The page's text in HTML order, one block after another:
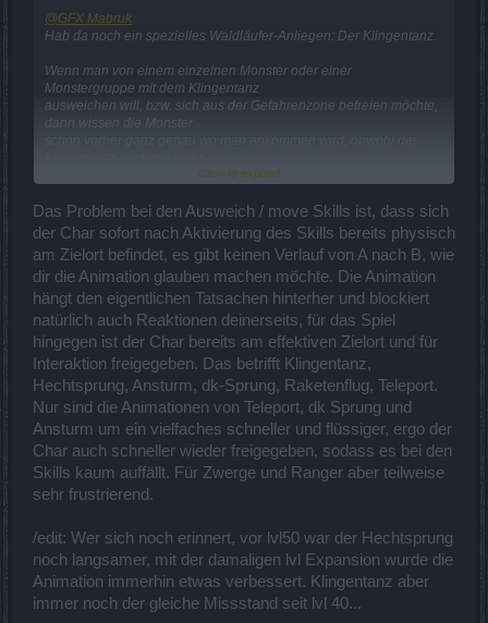
@GFX Mabruk
Hab da noch ein spezielles Waldläufer-Anliegen: Der Klingentanz.
Wenn man von einem einzelnen Monster oder einer
Monstergruppe mit dem Klingentanz
ausweichen will, bzw. sich aus der Gefahrenzone befreien möchte,
dann wissen die Monster
zu Ende ausgeführt wurde.
Das ist ein eindeutiger Fehler in der Programmierung, denn kein
Monster kann ganz genau
wissen, wo man sich mit dem Klingentanz hinbewegen wird. (Keine
Ahnung, ob das bei den
anderen Klassen mit deren Ausweichskills auch so ist.)
Deshalb bitte diesen Programmier-Fehler beheben und die
änderung des Waldis reagieren lassen, wenn der Klingentanz zu
Ende ausgeführt wurde.
Edit: Damit das Thema komplett ist, sei hier noch der Hechtsprung
auch bei diesem Skill wissen die Monster vorher schon, wo man
ankommen wird, wie
andere Forums-User richtig ergänzt haben.
Click to expand...
Das Problem bei den Ausweich / move Skills ist, dass sich
der Char sofort nach Aktivierung des Skills bereits physisch
am Zielort befindet, es gibt keinen Verlauf von A nach B, wie
dir die Animation glauben machen möchte. Die Animation
hängt den eigentlichen Tatsachen hinterher und blockiert
natürlich auch Reaktionen deinerseits, für das Spiel
hingegen ist der Char bereits am effektiven Zielort und für
Interaktion freigegeben. Das betrifft Klingentanz,
Hechtsprung, Ansturm, dk-Sprung, Raketenflug, Teleport.
Nur sind die Animationen von Teleport, dk Sprung und
Ansturm um ein vielfaches schneller und flüssiger, ergo der
Char auch schneller wieder freigegeben, sodass es bei den
Skills kaum auffällt. Für Zwerge und Ranger aber teilweise
sehr frustrierend.
/edit: Wer sich noch erinnert, vor lvl50 war der Hechtsprung
noch langsamer, mit der damaligen lvl Expansion wurde die
Animation immerhin etwas verbessert. Klingentanz aber
immer noch der gleiche Missstand seit lvl 40...